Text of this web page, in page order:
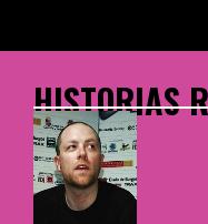
HISTORIAS